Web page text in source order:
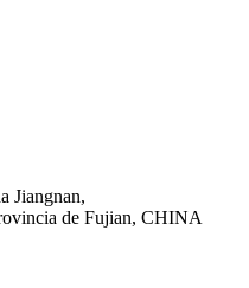
Jiangnan,
de Fujian, CHINA